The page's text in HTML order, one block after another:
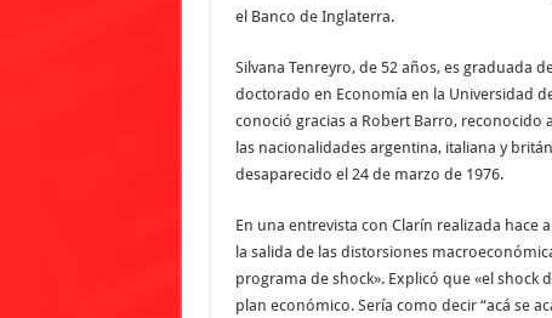
el Banco de Inglaterra.
Silvana Tenreyro, de 52 años, es graduada
doctorado en Economía en la Universidad
conoció gracias a Robert Barro,
las nacionalidades argentina, italiana y
desaparecido el 24 de marzo de 1976.
En una entrevista con Clarín realizada
la salida de las distorsiones
programa de shock». Explicó que «el
plan económico. Sería como decir “acá se